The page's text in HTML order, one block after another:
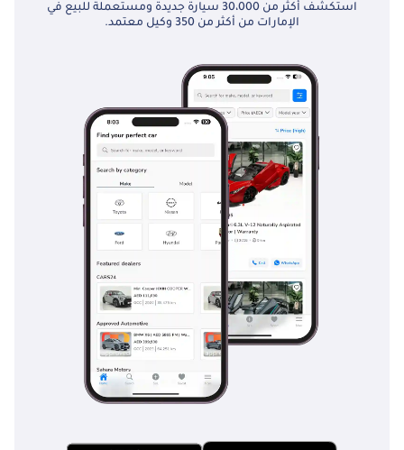
7500 كجم، أقصى وزن
13000 كجم، الوزن
الفارغ 8040 كجم،
استكشف أكثر من 30،000 سيارة جديدة ومستعملة للبيع في
الإمارات من أكثر من 350 وكيل معتمد.